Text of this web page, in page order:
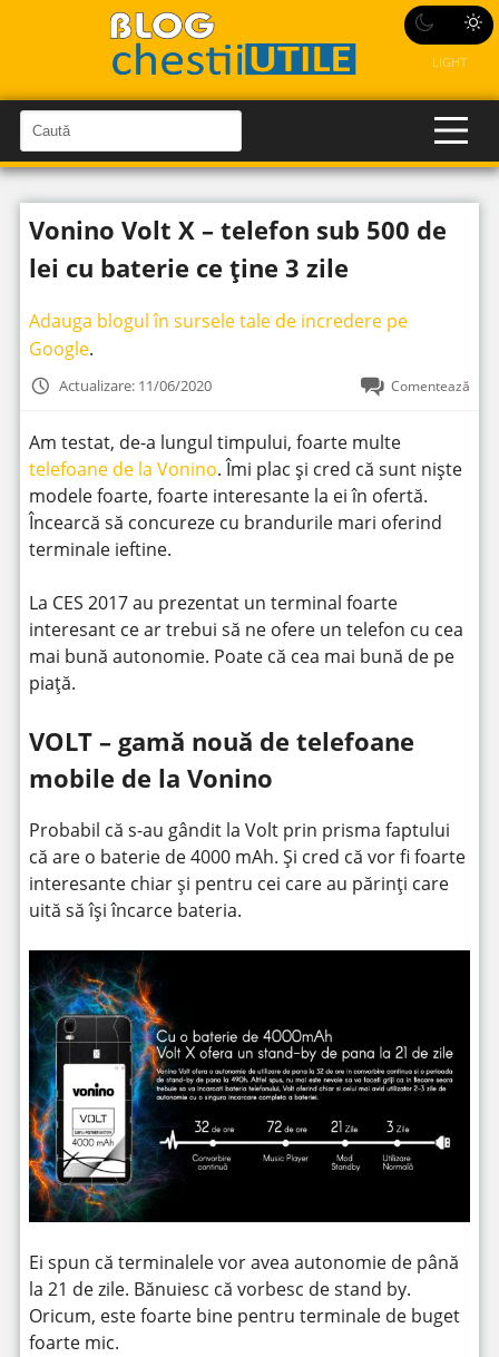
LIGHT
a
u
t
C
a
u
î
n
i
t
Vonino Volt X – telefon sub 500 de
lei cu baterie ce ține 3 zile
Adauga blogul în sursele tale de incredere pe
Google.
Actualizare: 11/06/2020 Comentează
Am testat, de-a lungul timpului, foarte multe
telefoane de la Vonino. Îmi plac și cred că sunt niște
modele foarte, foarte interesante la ei în ofertă.
Încearcă să concureze cu brandurile mari oferind
terminale ieftine.
La CES 2017 au prezentat un terminal foarte
interesant ce ar trebui să ne ofere un telefon cu cea
mai bună autonomie. Poate că cea mai bună de pe
piață.
VOLT – gamă nouă de telefoane
mobile de la Vonino
Probabil că s-au gândit la Volt prin prisma faptului
că are o baterie de 4000 mAh. Și cred că vor fi foarte
interesante chiar și pentru cei care au părinți care
uită să își încarce bateria.
Ei spun că terminalele vor avea autonomie de până
la 21 de zile. Bănuiesc că vorbesc de stand by.
Oricum, este foarte bine pentru terminale de buget
foarte mic.